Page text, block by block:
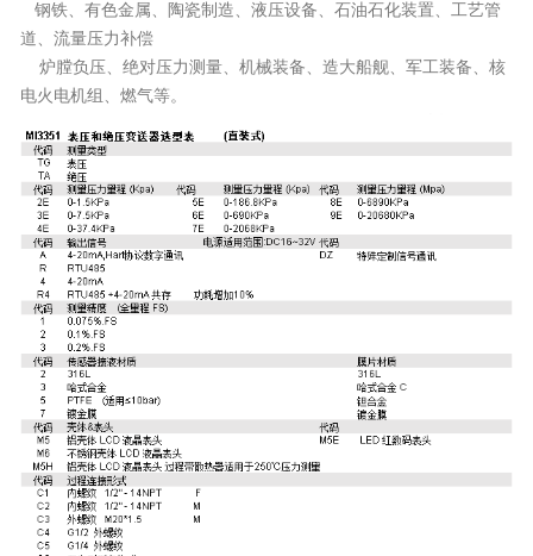
钢铁、有色金属、陶瓷制造、液压设备、石油石化装置、工艺管
道、流量压力补偿
炉膛负压、绝对压力测量、机械装备、造大船舰、军工装备、核
电火电机组、燃气等。